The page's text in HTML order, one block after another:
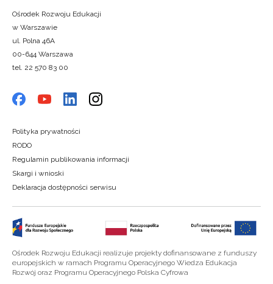
Ośrodek Rozwoju Edukacji
w Warszawie
ul. Polna 46A
00-644 Warszawa
tel. 22 570 83 00
Polityka prywatności
RODO
Regulamin publikowania informacji
Skargi i wnioski
Deklaracja dostępności serwisu
Ośrodek Rozwoju Edukacji realizuje projekty dofinansowane z funduszy
europejskich w ramach Programu Operacyjnego Wiedza Edukacja
Rozwój oraz Programu Operacyjnego Polska Cyfrowa